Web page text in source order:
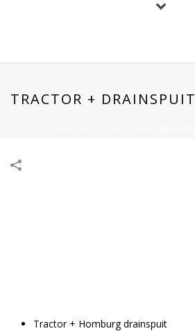
TRACTOR + DRAINSPUIT
Tractor + Homburg drainspuit